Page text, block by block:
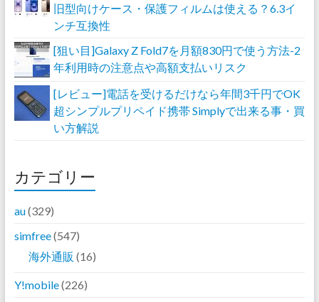
旧型向けケース・保護フィルムは使える？6.3イ
ンチ互換性
[狙い目]Galaxy Z Fold7を月額830円で使う方法-2
年利用時の注意点や高額支払いリスク
[レビュー]電話を受けるだけなら年間3千円でOK
超シンプルプリペイド携帯 Simplyで出来る事・買
い方解説
カテゴリー
au(329)
simfree(547)
海外通販 (16)
Y!mobile(226)